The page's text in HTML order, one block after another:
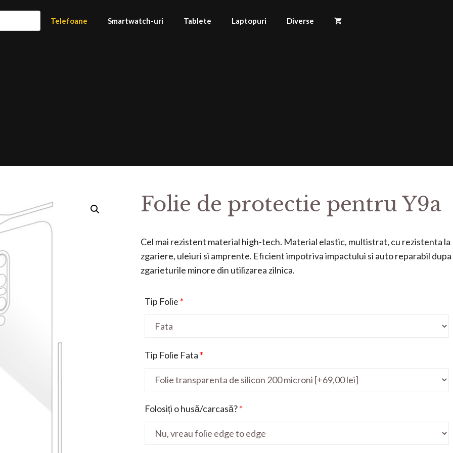
Telefoane Smartwatch-uri Tablete Laptopuri Diverse
Folie de protectie pentru Y9a
Cel mai rezistent material high-tech. Material elastic, multistrat, cu rezistenta la
zgariere, uleiuri si amprente. Eficient impotriva impactului si auto reparabil dupa
zgarieturile minore din utilizarea zilnica.
Tip Folie *
Tip Folie Fata *
Folosiți o husă/carcasă?*